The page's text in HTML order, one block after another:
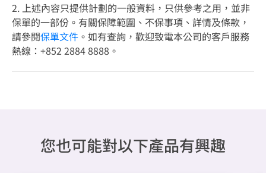
2. 上述內容只提供計劃的一般資料，只供參考之用，並非
保單的一部份。有關保障範圍、不保事項、詳情及條款，
請參閱保單文件 。如有查詢，歡迎致電本公司的客戶服務
熱線：+852 2884 8888。
您也可能對以下產品有興趣